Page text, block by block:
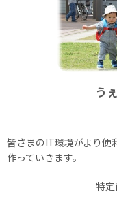
う
皆さまのIT環境がより便
作っていきます。
特